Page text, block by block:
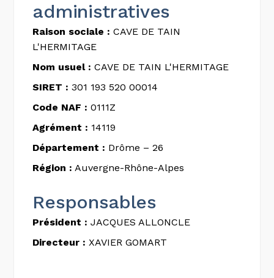
administratives
Raison sociale : CAVE DE TAIN
L'HERMITAGE
Nom usuel : CAVE DE TAIN L'HERMITAGE
SIRET : 301 193 520 00014
Code NAF : 0111Z
Agrément : 14119
Département : Drôme – 26
Région : Auvergne-Rhône-Alpes
Responsables
Président : JACQUES ALLONCLE
Directeur : XAVIER GOMART